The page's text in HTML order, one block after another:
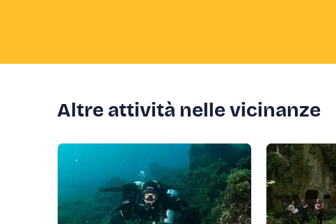
Altre attività nelle vicinanze